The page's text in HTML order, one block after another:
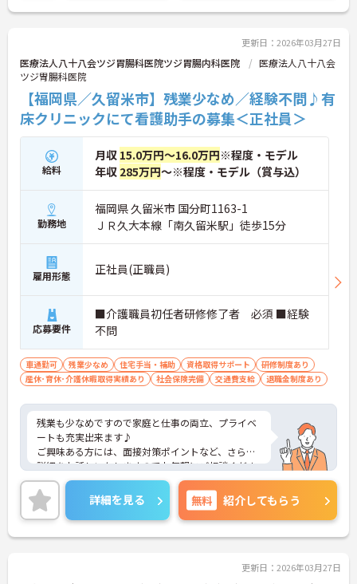
更新日：2026年03月27日
医療法人八十八会ツジ胃腸科医院ツジ胃腸内科医院
医療法人八十八会
ツジ胃腸科医院
【福岡県／久留米市】残業少なめ／経験不問♪有
床クリニックにて看護助手の募集＜正社員＞
給料
月収 15.0万円～16.0万円※程度・モデル
年収 285万円～※程度・モデル（賞与込）
勤務地
福岡県 久留米市 国分町1163-1
ＪＲ久大本線「南久留米駅」徒歩15分
雇用形態 正社員(正職員)
応募要件
■介護職員初任者研修修了者 必須 ■経験
不問
車通勤可 残業少なめ 住宅手当・補助 資格取得サポート
研修制度あり
産休･育休･介護休暇取得実績あり
社会保険完備 交通費支給 退職金制度あり
残業も少なめですので家庭と仕事の両立、プライベ
ートも充実出来ます♪
ご興味ある方には、面接対策ポイントなど、さらに
詳細をお話しいたしますのでお気軽にご相談くださ
い。
詳細を見る 無料 紹介してもらう
更新日：2026年03月27日